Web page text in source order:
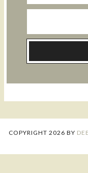
COPYRIGHT 2026 BY